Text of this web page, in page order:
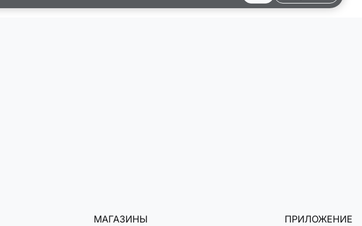
МАГАЗИНЫ ПРИЛОЖЕНИЕ